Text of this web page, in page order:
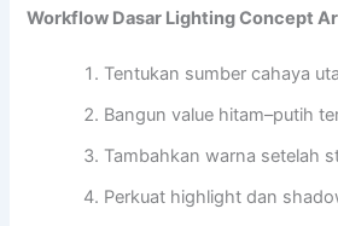
Workflow Dasar Lighting Concept
Tentukan sumber cahaya
Bangun value hitam–putih
Tambahkan warna setelah
Perkuat highlight dan